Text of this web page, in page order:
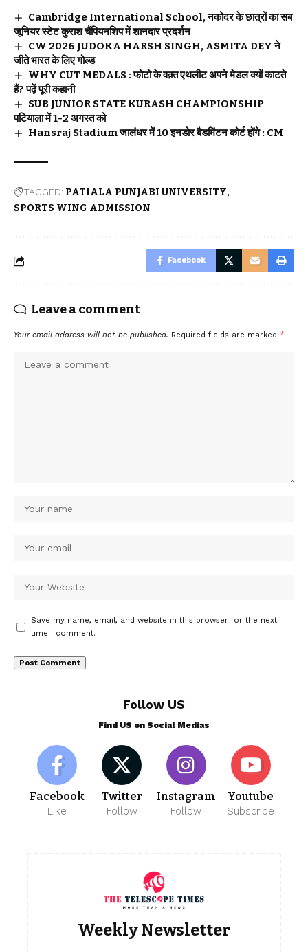
Cambridge International School, नकोदर के छात्रों का सब
जूनियर स्टेट कुराश चैंपियनशिप में शानदार प्रदर्शन
CW 2026 JUDOKA HARSH SINGH, ASMITA DEY ने
जीते भारत के लिए गोल्ड
WHY CUT MEDALS : फोटो के वक़्त एथलीट अपने मेडल क्यों काटते
हैं? पढ़ें पूरी कहानी
SUB JUNIOR STATE KURASH CHAMPIONSHIP
पटियाला में 1-2 अगस्त को
Hansraj Stadium जालंधर में 10 इनडोर बैडमिंटन कोर्ट होंगे : CM
TAGGED: PATIALA PUNJABI UNIVERSITY
SPORTS WING ADMISSION
Facebook
Leave a comment
Your email address will not be published. Required fields are marked *
Save my name, email, and website in this browser for the next
time I comment.
Follow US
Find US on Social Medias
Facebook
Like
Twitter
Follow
Instagram
Follow
Youtube
Subscribe
Weekly Newsletter